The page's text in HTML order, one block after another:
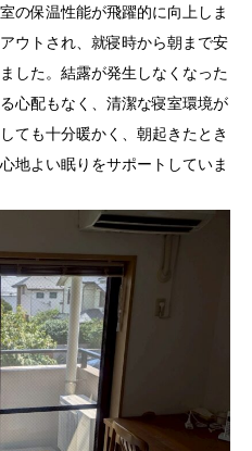
の保温性能が飛躍的に向上しま
ウトされ、就寝時から朝まで安
した。結露が発生しなくなった
心配もなく、清潔な寝室環境が
ても十分暖かく、朝起きたとき
地よい眠りをサポートしていま